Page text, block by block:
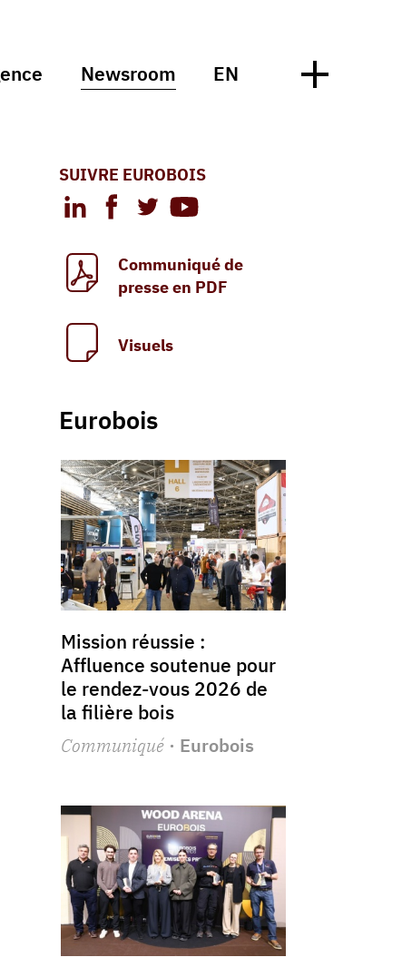
Newsroom EN
SUIVRE EUROBOIS
Communiqué de
presse en PDF
Visuels
Eurobois
Mission réussie :
Affluence soutenue pour
le rendez-vous 2026 de
la filière bois
Communiqué· Eurobois